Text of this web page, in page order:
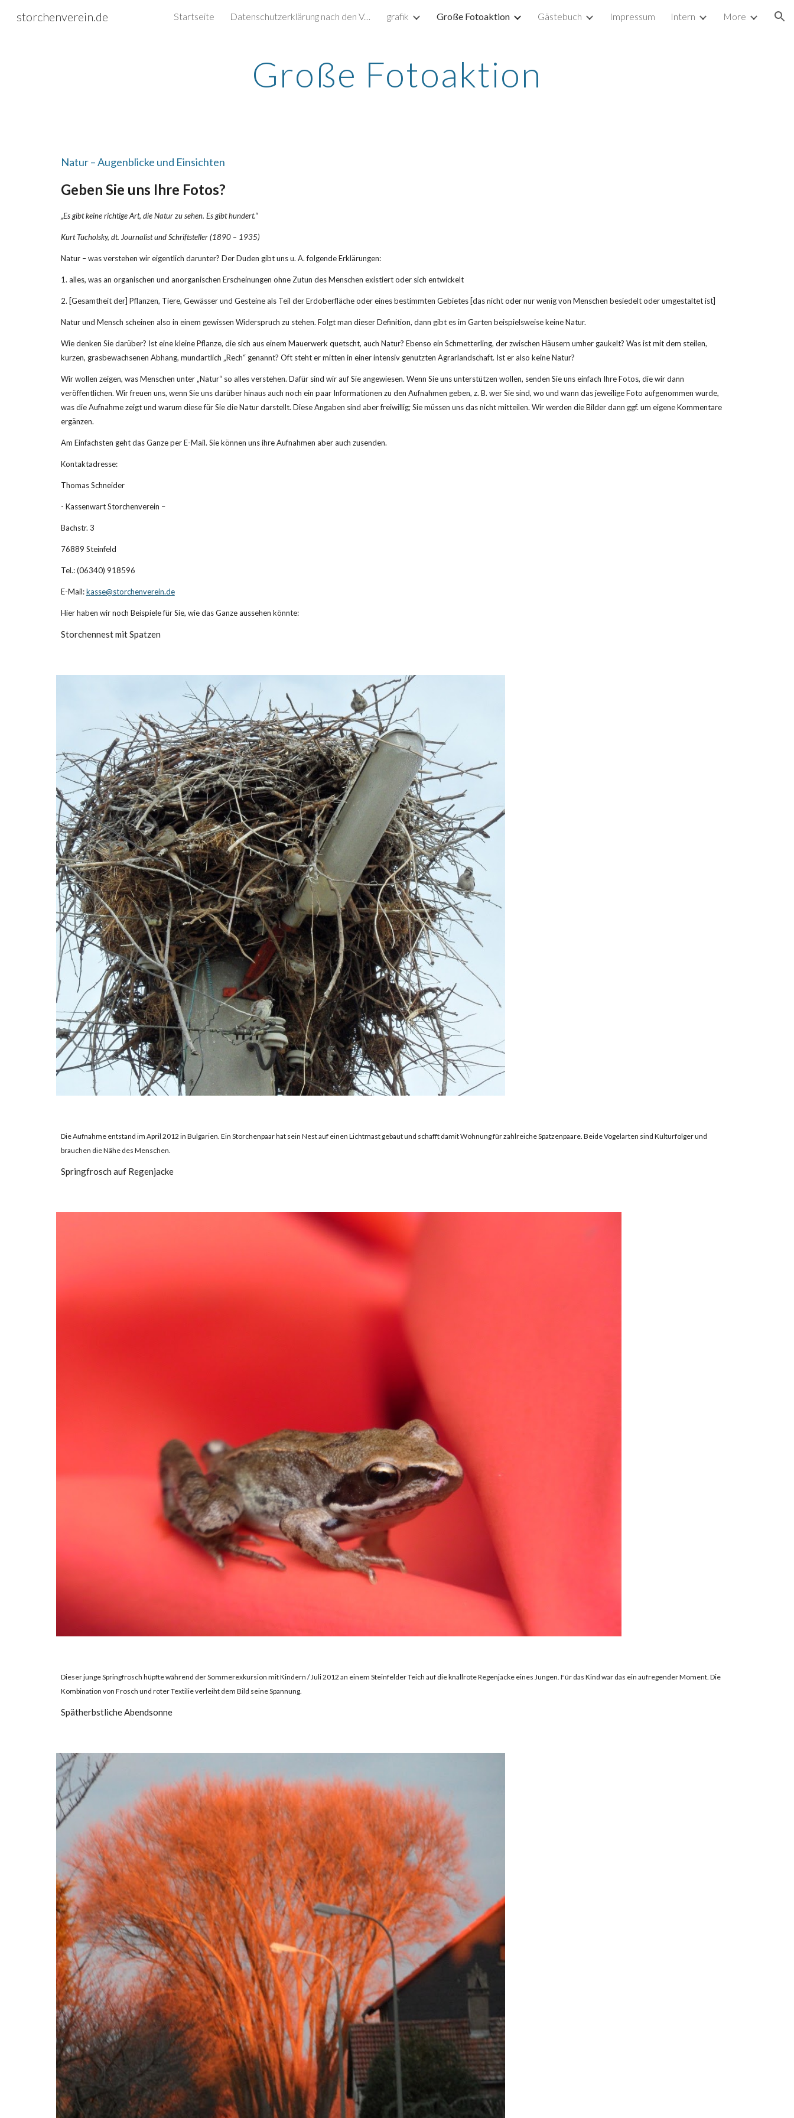
Skip to main content Skip to navigation
storchenverein.de Startseite Datenschutzerklärung nach den Vorgaben der DSGVO grafik Große Fotoaktion Gästebuch Impressum Intern More
Große Fotoaktion
Natur – Augenblicke und Einsichten
Geben Sie uns Ihre Fotos?
„Es gibt keine richtige Art, die Natur zu sehen. Es gibt hundert.“
Kurt Tucholsky, dt. Journalist und Schriftsteller (1890 – 1935)
Natur – was verstehen wir eigentlich darunter? Der Duden gibt uns u. A. folgende Erklärungen:
1. alles, was an organischen und anorganischen Erscheinungen ohne Zutun des Menschen existiert oder sich entwickelt
2. [Gesamtheit der] Pflanzen, Tiere, Gewässer und Gesteine als Teil der Erdoberfläche oder eines bestimmten Gebietes [das nicht oder nur wenig von Menschen besiedelt oder umgestaltet ist]
Natur und Mensch scheinen also in einem gewissen Widerspruch zu stehen. Folgt man dieser Definition, dann gibt es im Garten beispielsweise keine Natur.
Wie denken Sie darüber? Ist eine kleine Pflanze, die sich aus einem Mauerwerk quetscht, auch Natur? Ebenso ein Schmetterling, der zwischen Häusern umher gaukelt? Was ist mit dem steilen,
kurzen, grasbewachsenen Abhang, mundartlich „Rech“ genannt? Oft steht er mitten in einer intensiv genutzten Agrarlandschaft. Ist er also keine Natur?
Wir wollen zeigen, was Menschen unter „Natur“ so alles verstehen. Dafür sind wir auf Sie angewiesen. Wenn Sie uns unterstützen wollen, senden Sie uns einfach Ihre Fotos, die wir dann
veröffentlichen. Wir freuen uns, wenn Sie uns darüber hinaus auch noch ein paar Informationen zu den Aufnahmen geben, z. B. wer Sie sind, wo und wann das jeweilige Foto aufgenommen wurde,
was die Aufnahme zeigt und warum diese für Sie die Natur darstellt. Diese Angaben sind aber freiwillig; Sie müssen uns das nicht mitteilen. Wir werden die Bilder dann ggf. um eigene Kommentare
ergänzen.
Am Einfachsten geht das Ganze per E-Mail. Sie können uns ihre Aufnahmen aber auch zusenden.
Kontaktadresse:
Thomas Schneider
- Kassenwart Storchenverein –
Bachstr. 3
76889 Steinfeld
Tel.: (06340) 918596
E-Mail: kasse@storchenverein.de
Hier haben wir noch Beispiele für Sie, wie das Ganze aussehen könnte:
Storchennest mit Spatzen
Die Aufnahme entstand im April 2012 in Bulgarien. Ein Storchenpaar hat sein Nest auf einen Lichtmast gebaut und schafft damit Wohnung für zahlreiche Spatzenpaare. Beide Vogelarten sind Kulturfolger und
brauchen die Nähe des Menschen.
Springfrosch auf Regenjacke
Dieser junge Springfrosch hüpfte während der Sommerexkursion mit Kindern / Juli 2012 an einem Steinfelder Teich auf die knallrote Regenjacke eines Jungen. Für das Kind war das ein aufregender Moment. Die
Kombination von Frosch und roter Textilie verleiht dem Bild seine Spannung.
Spätherbstliche Abendsonne